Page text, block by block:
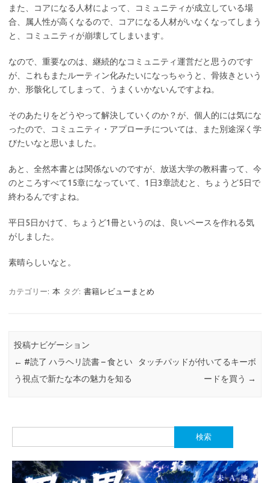
また、コアになる人材によって、コミュニティが成立している場
合、属人性が高くなるので、コアになる人材がいなくなってしまう
と、コミュニティが崩壊してしまいます。
なので、重要なのは、継続的なコミュニティ運営だと思うのです
が、これもまたルーティン化みたいになっちゃうと、骨抜きという
か、形骸化してしまって、うまくいかないんですよね。
そのあたりをどうやって解決していくのか？が、個人的には気にな
ったので、コミュニティ・アプローチについては、また別途深く学
びたいなと思いました。
あと、全然本書とは関係ないのですが、放送大学の教科書って、今
のところすべて15章になっていて、1日3章読むと、ちょうど5日で
終わるんですよね。
平日5日かけて、ちょうど1冊というのは、良いペースを作れる気
がしました。
素晴らしいなと。
カテゴリー: 本 タグ: 書籍レビューまとめ
投稿ナビゲーション
← #読了 ハラヘリ読書 – 食とい
う視点で新たな本の魅力を知る
タッチパッドが付いてるキーボ
ードを買う →
索: